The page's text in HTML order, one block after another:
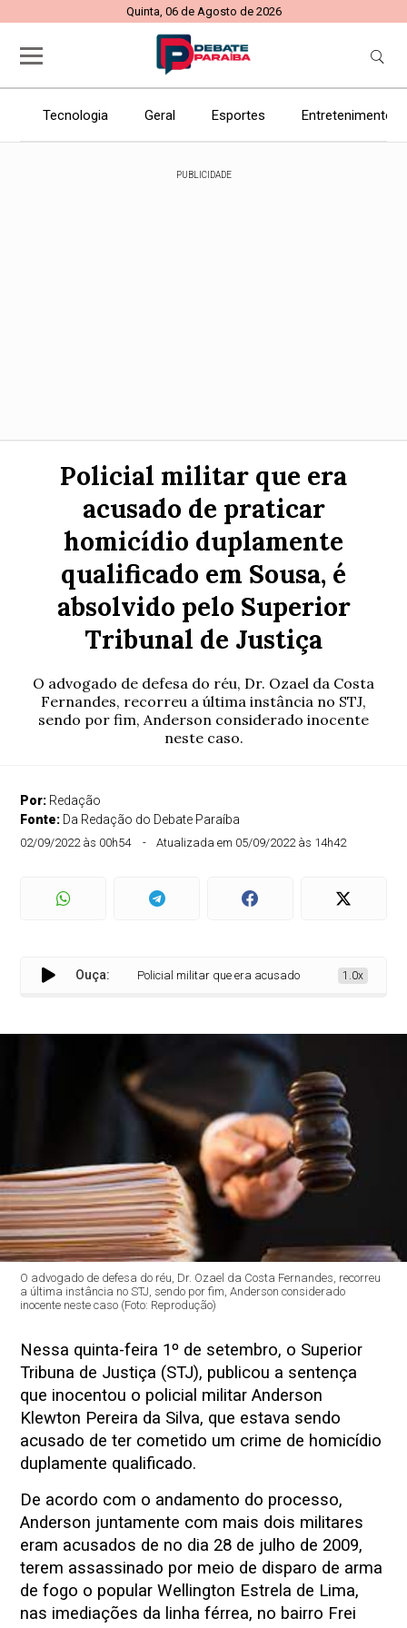
Quinta, 06 de Agosto de 2026
Tecnologia Geral Esportes Entretenimento
PUBLICIDADE
Policial militar que era
acusado de praticar
homicídio duplamente
qualificado em Sousa, é
absolvido pelo Superior
Tribunal de Justiça
O advogado de defesa do réu, Dr. Ozael da Costa
Fernandes, recorreu a última instância no STJ,
sendo por fim, Anderson considerado inocente
neste caso.
Por: Redação
Fonte: Da Redação do Debate Paraíba
02/09/2022 às 00h54 Atualizada em 05/09/2022 às 14h42
Ouça: Policial militar que era acusado de praticar homicídio
1.0x
O advogado de defesa do réu, Dr. Ozael da Costa Fernandes, recorreu
a última instância no STJ, sendo por fim, Anderson considerado
inocente neste caso (Foto: Reprodução)
Nessa quinta-feira 1º de setembro, o Superior
Tribuna de Justiça (STJ), publicou a sentença
que inocentou o policial militar Anderson
Klewton Pereira da Silva, que estava sendo
acusado de ter cometido um crime de homicídio
duplamente qualificado.
De acordo com o andamento do processo,
Anderson juntamente com mais dois militares
eram acusados de no dia 28 de julho de 2009,
terem assassinado por meio de disparo de arma
de fogo o popular Wellington Estrela de Lima,
nas imediações da linha férrea, no bairro Frei